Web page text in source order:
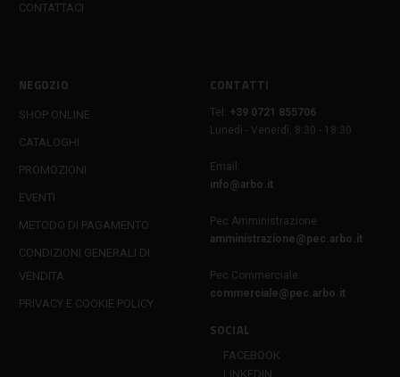
CONTATTACI
NEGOZIO
SHOP ONLINE
CATALOGHI
PROMOZIONI
EVENTI
METODO DI PAGAMENTO
CONDIZIONI GENERALI DI
VENDITA
PRIVACY E COOKIE POLICY
CONTATTI
Tel:
+39 0721 855706
Lunedì - Venerdì, 8:30 - 18:30
Email:
info@arbo.it
Pec Amministrazione:
amministrazione@pec.arbo.it
Pec Commerciale:
commerciale@pec.arbo.it
SOCIAL
FACEBOOK
LINKEDIN